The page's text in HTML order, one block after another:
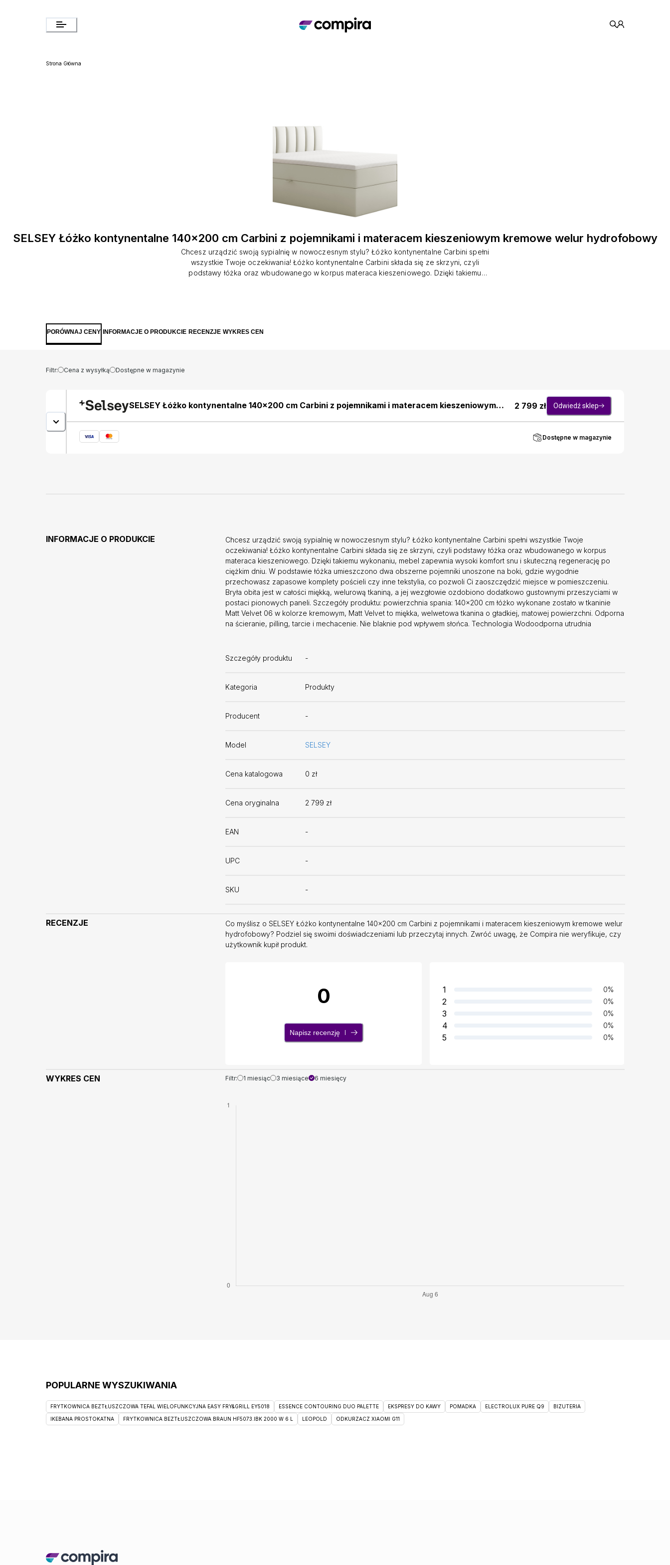
Strona Główna
SELSEY Łóżko kontynentalne 140x200 cm Carbini z pojemnikami i materacem kieszeniowym kremowe welur hydrofobowy
Chcesz urządzić swoją sypialnię w nowoczesnym stylu? Łóżko kontynentalne Carbini spełni
wszystkie Twoje oczekiwania! Łóżko kontynentalne Carbini składa się ze skrzyni, czyli
podstawy łóżka oraz wbudowanego w korpus materaca kieszeniowego. Dzięki takiemu
Szczegóły produktu: powierzchnia spania: 140x200 cm łóżko wykonane zostało w tkaninie
PORÓWNAJ CENY INFORMACJE O PRODUKCIE RECENZJE WYKRES CEN
Filtr: Cena z wysyłką Dostępne w magazynie
SELSEY Łóżko kontynentalne 140x200 cm Carbini z pojemnikami i materacem kieszeniowym
2 799 zł Odwiedź sklep
Dostępne w magazynie
INFORMACJE O PRODUKCIE
Chcesz urządzić swoją sypialnię w nowoczesnym stylu? Łóżko kontynentalne Carbini spełni wszystkie Twoje
oczekiwania! Łóżko kontynentalne Carbini składa się ze skrzyni, czyli podstawy łóżka oraz wbudowanego w korpus
materaca kieszeniowego. Dzięki takiemu wykonaniu, mebel zapewnia wysoki komfort snu i skuteczną regenerację po
ciężkim dniu. W podstawie łóżka umieszczono dwa obszerne pojemniki unoszone na boki, gdzie wygodnie
przechowasz zapasowe komplety pościeli czy inne tekstylia, co pozwoli Ci zaoszczędzić miejsce w pomieszczeniu.
Bryła obita jest w całości miękką, welurową tkaniną, a jej wezgłowie ozdobiono dodatkowo gustownymi przeszyciami w
postaci pionowych paneli. Szczegóły produktu: powierzchnia spania: 140x200 cm łóżko wykonane zostało w tkaninie
Matt Velvet 06 w kolorze kremowym, Matt Velvet to miękka, welwetowa tkanina o gładkiej, matowej powierzchni. Odporna
na ścieranie, pilling, tarcie i mechacenie. Nie blaknie pod wpływem słońca. Technologia Wodoodporna utrudnia
Szczegóły produktu -
Kategoria Produkty
Producent -
Model SELSEY
Cena katalogowa 0 zł
Cena oryginalna 2 799 zł
EAN -
UPC -
SKU -
RECENZJE
Co myślisz o SELSEY Łóżko kontynentalne 140x200 cm Carbini z pojemnikami i materacem kieszeniowym kremowe welur
hydrofobowy? Podziel się swoimi doświadczeniami lub przeczytaj innych. Zwróć uwagę, że Compira nie weryfikuje, czy
użytkownik kupił produkt.
0
Napisz recenzję
1 0%
2 0%
3 0%
4 0%
5 0%
WYKRES CEN Filtr: 1 miesiąc 3 miesiące 6 miesięcy
POPULARNE WYSZUKIWANIA
FRYTKOWNICA BEZTŁUSZCZOWA TEFAL WIELOFUNKCYJNA EASY FRY&GRILL EY5018 ESSENCE CONTOURING DUO PALETTE EKSPRESY DO KAWY POMADKA ELECTROLUX PURE Q9 BIZUTERIA
IKEBANA PROSTOKATNA FRYTKOWNICA BEZTŁUSZCZOWA BRAUN HF5073.IBK 2000 W 6 L LEOPOLD ODKURZACZ XIAOMI G11